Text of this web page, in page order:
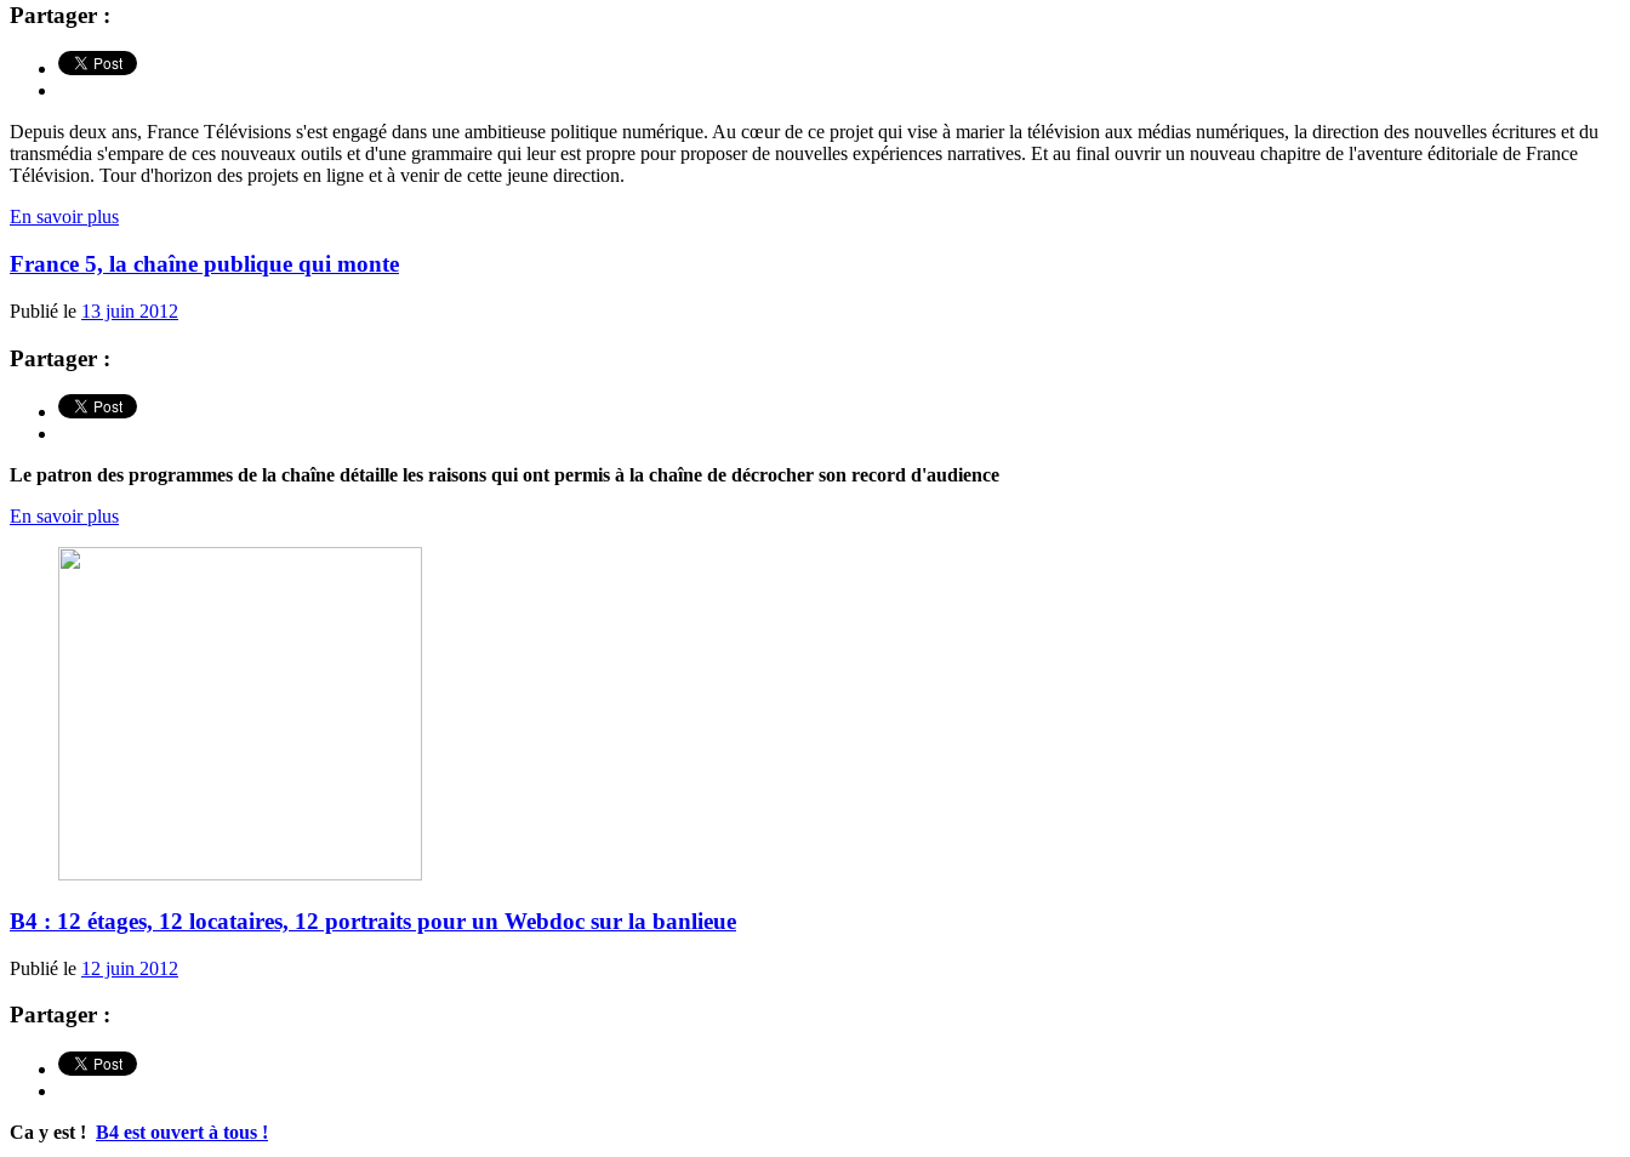
Partager :
Depuis deux ans, France Télévisions s'est engagé dans une ambitieuse politique numérique. Au cœur de ce projet qui vise à marier la télévision aux médias numériques, la direction des nouvelles écritures et du
transmédia s'empare de ces nouveaux outils et d'une grammaire qui leur est propre pour proposer de nouvelles expériences narratives. Et au final ouvrir un nouveau chapitre de l'aventure éditoriale de France
Télévision. Tour d'horizon des projets en ligne et à venir de cette jeune direction.
En savoir plus
France 5, la chaîne publique qui monte
Publié le 13 juin 2012
Partager :
Le patron des programmes de la chaîne détaille les raisons qui ont permis à la chaîne de décrocher son record d'audience
En savoir plus
B4 : 12 étages, 12 locataires, 12 portraits pour un Webdoc sur la banlieue
Publié le 12 juin 2012
Partager :
Ca y est ! B4 est ouvert à tous !